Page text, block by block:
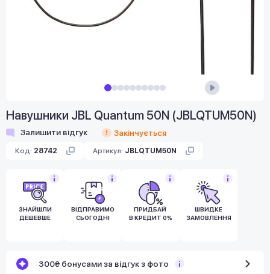
Навушники JBL Quantum 50N (JBLQTUM50N)
Залишити відгук Закінчується
Код: 28742 Артикул: JBLQTUM50N
ЗНАЙШЛИ
ДЕШЕВШЕ
ВІДПРАВИМО
СЬОГОДНІ
ПРИДБАЙ
В КРЕДИТ 0%
ШВИДКЕ
ЗАМОВЛЕННЯ
300₴ бонусами за відгук з фото